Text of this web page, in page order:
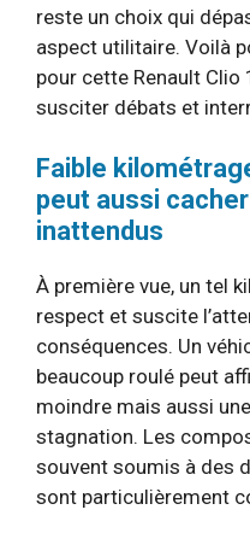
reste un choix qui
aspect utilitaire. Voilà
pour cette Renault Clio
susciter débats et
Faible
peut aussi
inattendus
À première vue, un tel
respect et suscite
conséquences. Un
beaucoup roulé peut
moindre mais aussi
stagnation. Les
souvent soumis à des
sont particulièrement